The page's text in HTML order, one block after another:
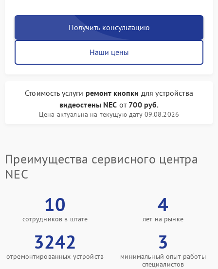
Получить консультацию
Наши цены
Стоимость услуги ремонт кнопки для устройства
видеостены NEC от 700 руб.
Цена актуальна на текущую дату 09.08.2026
Преимущества сервисного центра
NEC
10
сотрудников в штате
4
лет на рынке
3242
отремонтированных устройств
3
минимальный опыт работы
специалистов